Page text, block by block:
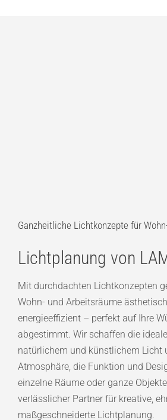
Ganzheitliche Lichtkonzepte für
Lichtplanung von
Mit durchdachten Lichtkonzepten
Wohn- und Arbeitsräume
energieeffizient – perfekt auf Ihre
abgestimmt. Wir schaffen die
natürlichem und künstlichem Licht
Atmosphäre, die Funktion und
einzelne Räume oder ganze
verlässlicher Partner für kreative,
maßgeschneiderte Lichtplanung.